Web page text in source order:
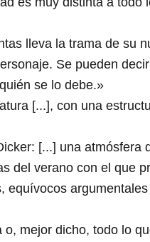
lleva la trama de su
Se pueden
se lo debe.»
[...], con una
[...] una atmósfera
del verano con el que
mejor dicho, todo lo